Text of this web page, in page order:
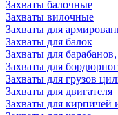
Захваты балочные
Захваты вилочные
Захваты для
Захваты для балок
Захваты для
Захваты для
Захваты для грузов
Захваты для двигателя
Захваты для кирпичей